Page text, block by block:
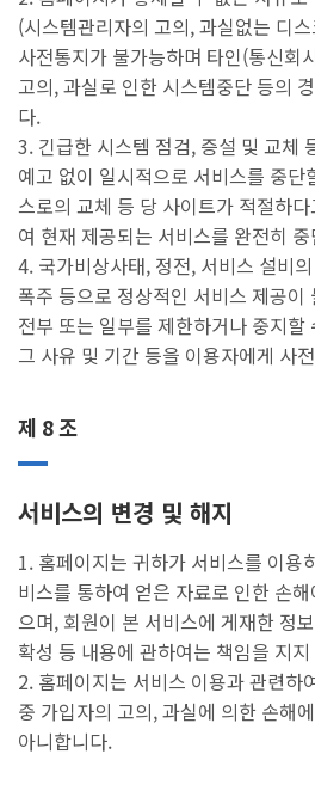
(시스템관리자의 고의, 과실없는 디
사전통지가 불가능하며 타인(통신회
고의, 과실로 인한 시스템중단 등의
다.
3. 긴급한 시스템 점검, 증설 및 교체
예고 없이 일시적으로 서비스를 중단
스로의 교체 등 당 사이트가 적절하
여 현재 제공되는 서비스를 완전히
4. 국가비상사태, 정전, 서비스 설비
폭주 등으로 정상적인 서비스 제공이
전부 또는 일부를 제한하거나 중지할
그 사유 및 기간 등을 이용자에게 사
제 8 조
서비스의 변경 및 해지
1. 홈페이지는 귀하가 서비스를 이용
비스를 통하여 얻은 자료로 인한 손
으며, 회원이 본 서비스에 게재한 정
확성 등 내용에 관하여는 책임을 지
2. 홈페이지는 서비스 이용과 관련하
중 가입자의 고의, 과실에 의한 손해
아니합니다.